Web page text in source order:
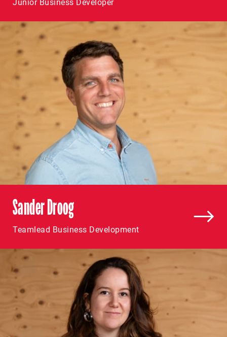
Junior Business Developer
Sander Droog
Teamlead Business Development